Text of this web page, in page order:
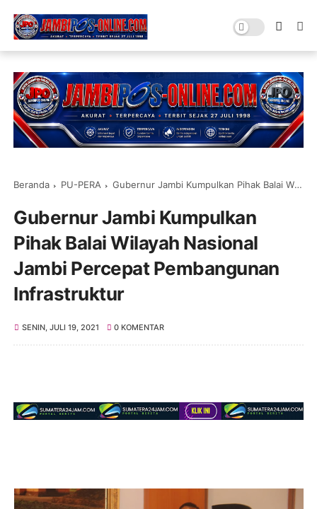
Beranda PU-PERA Gubernur Jambi Kumpulkan Pihak Balai Wilayah Nasional Jambi Percepat Pembangunan Infrastruktur
Gubernur Jambi Kumpulkan
Pihak Balai Wilayah Nasional
Jambi Percepat Pembangunan
Infrastruktur
SENIN, JULI 19, 2021 0 KOMENTAR